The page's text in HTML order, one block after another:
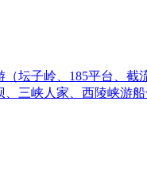
坛子岭、185平台、截
、三峡人家、西陵峡游